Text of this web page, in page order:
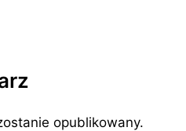
opublikowany.